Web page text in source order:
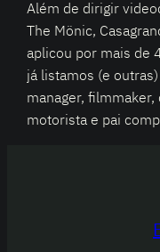
Além de dirigir
The Mönic,
aplicou por mais de
já listamos (e
manager,
motorista e pai